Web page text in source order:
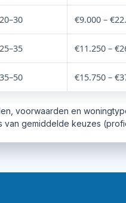
20–30 €9.000 –
25–35 €11.250 –
35–50 €15.750 –
voorwaarden en
gemiddelde keuzes